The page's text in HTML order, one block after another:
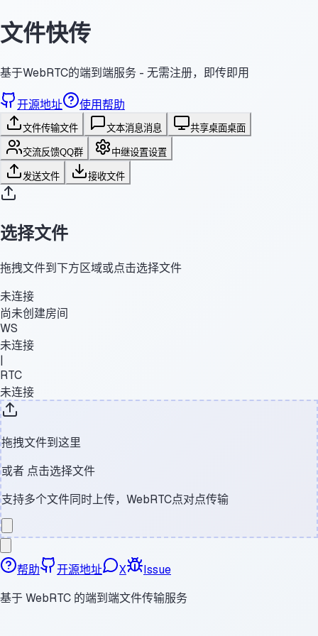
文件快传
基于WebRTC的端到端服务 - 无需注册，即传即用
开源地址 使用帮助
文件传输文件 文本消息消息 共享桌面桌面
交流反馈QQ群 中继设置设置
发送文件 接收文件
选择文件
拖拽文件到下方区域或点击选择文件
未连接
尚未创建房间
WS
未连接
|
RTC
未连接
拖拽文件到这里
或者 点击选择文件
支持多个文件同时上传，WebRTC点对点传输
帮助 开源地址 X
Issue
基于 WebRTC 的端到端文件传输服务